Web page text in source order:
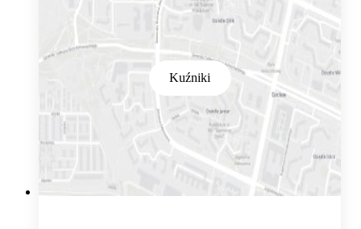
Kuźniki